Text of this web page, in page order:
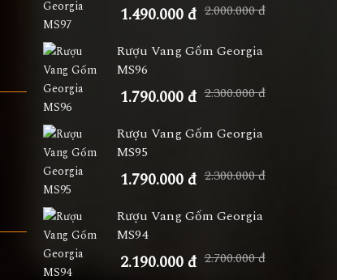
1.490.000 đ 2.000.000 đ
Rượu Vang Gốm Georgia
MS96
1.790.000 đ 2.300.000 đ
Rượu Vang Gốm Georgia
MS95
1.790.000 đ 2.300.000 đ
Rượu Vang Gốm Georgia
MS94
2.190.000 đ 2.700.000 đ